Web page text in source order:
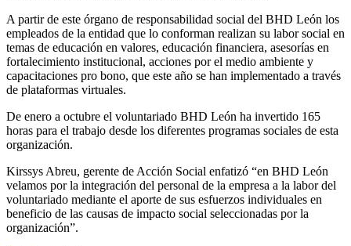
A partir de este órgano de responsabilidad social del BHD León los
empleados de la entidad que lo conforman realizan su labor social en
temas de educación en valores, educación financiera, asesorías en
fortalecimiento institucional, acciones por el medio ambiente y
capacitaciones pro bono, que este año se han implementado a través
de plataformas virtuales.
De enero a octubre el voluntariado BHD León ha invertido 165
horas para el trabajo desde los diferentes programas sociales de esta
organización.
Kirssys Abreu, gerente de Acción Social enfatizó “en BHD León
velamos por la integración del personal de la empresa a la labor del
voluntariado mediante el aporte de sus esfuerzos individuales en
beneficio de las causas de impacto social seleccionadas por la
organización”.